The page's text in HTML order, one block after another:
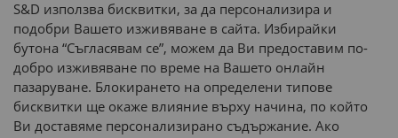
Начини на плащане:
Доставка до адрес с:
или
наш транспорт
S&D използва бисквитки, за да персонализира и
подобри Вашето изживяване в сайта. Избирайки
бутона “Съгласявам се”, можем да Ви предоставим по-
добро изживяване по време на Вашето онлайн
пазаруване. Блокирането на определени типове
бисквитки ще окаже влияние върху начина, по който
Ви доставяме персонализирано съдържание. Ако